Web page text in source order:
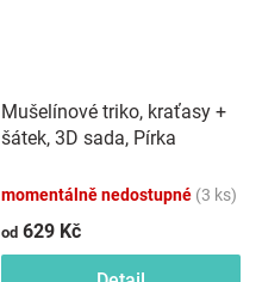
Mušelínové triko, kraťasy +
šátek, 3D sada, Pírka
momentálně nedostupné (3 ks)
od 629 Kč